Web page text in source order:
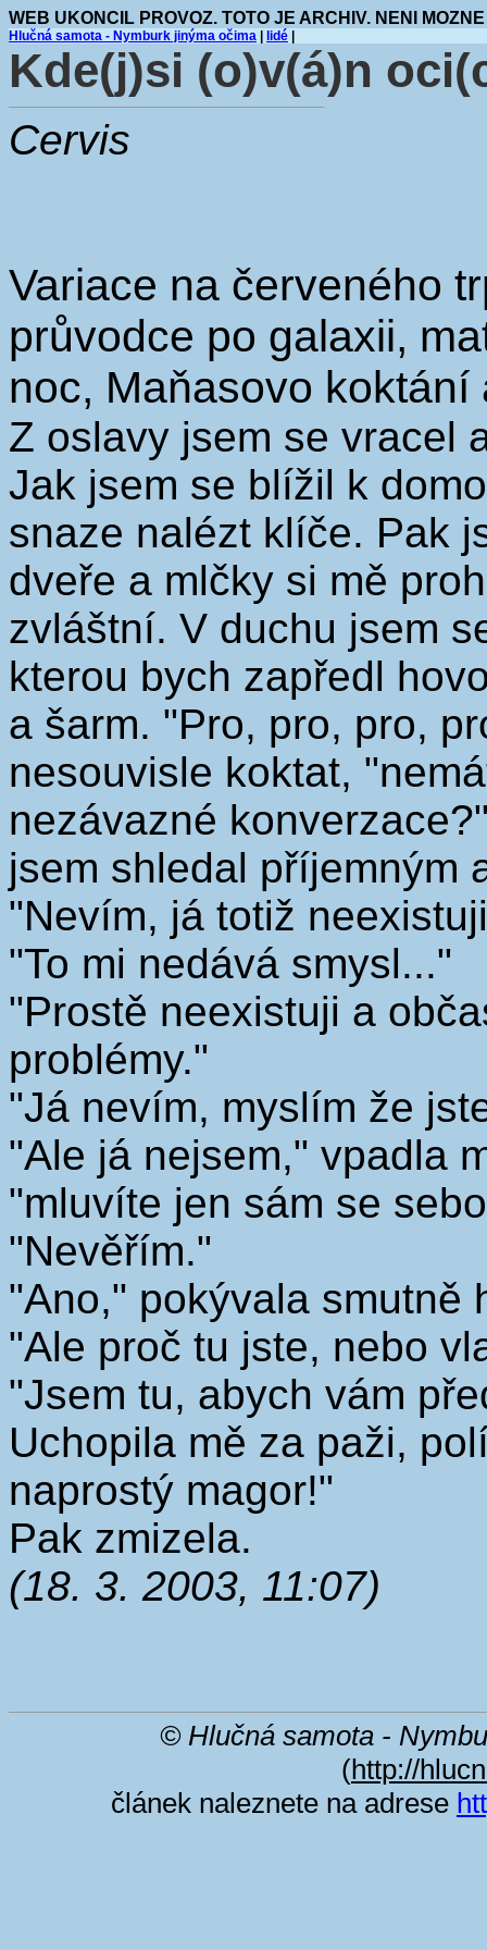
WEB UKONCIL PROVOZ. TOTO JE ARCHIV. NENI
Hlučná samota - Nymburk jinýma očima lidé
Kde(j)si (o)v(á)n
Cervis
Variace na červeného
průvodce po galaxii,
noc, Maňasovo
Z oslavy jsem se vracel
Jak jsem se blížil k
snaze nalézt klíče. Pak
dveře a mlčky si mě
zvláštní. V duchu jsem
kterou bych zapředl
a šarm. "Pro, pro, pro,
nesouvisle koktat,
nezávazné
jsem shledal příjemným
"Nevím, já totiž
"To mi nedává smysl..."
"Prostě neexistuji a
problémy."
"Já nevím, myslím že
"Ale já nejsem," vpadla
"mluvíte jen sám se
"Nevěřím."
"Ano," pokývala smutně
"Ale proč tu jste, nebo
"Jsem tu, abych vám
Uchopila mě za paži,
naprostý magor!"
Pak zmizela.
(18. 3. 2003, 11:07)
© Hlučná samota -
(http://
článek naleznete na adrese